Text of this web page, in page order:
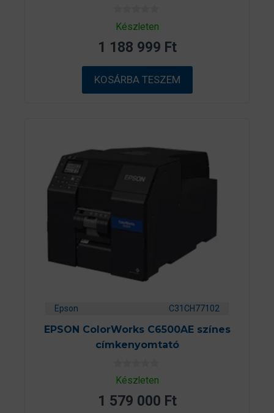
0
a
b
ő
l
Készleten
1 188 999 Ft
KOSÁRBA TESZEM
Epson C31CH77102
EPSON ColorWorks C6500AE színes
címkenyomtató
0
a
5
Készleten
1 579 000 Ft